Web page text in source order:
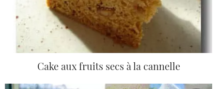
Cake aux fruits secs à la cannelle